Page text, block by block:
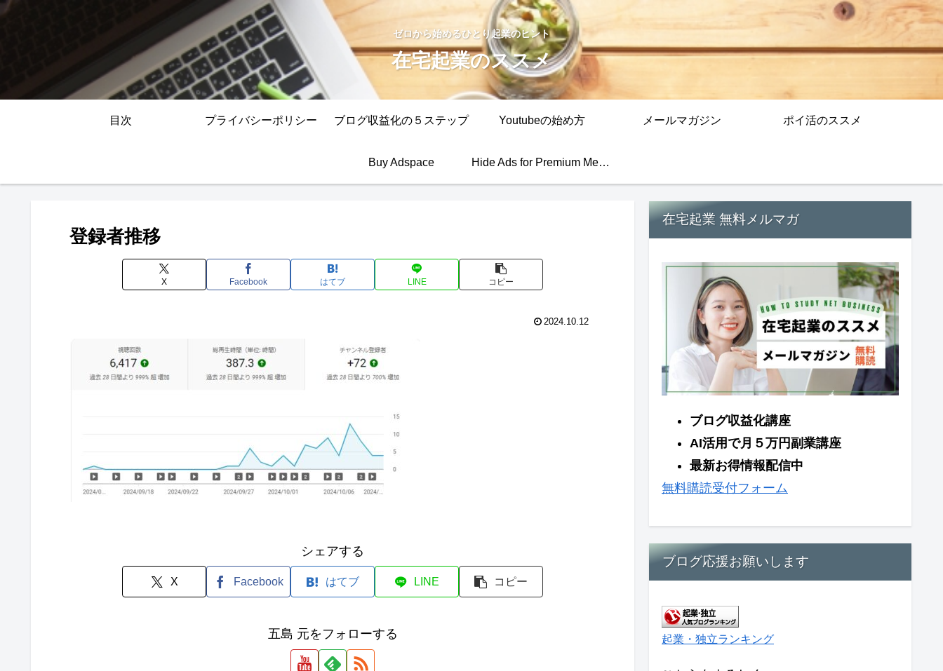
ゼロから始めるひとり起業のヒント
在宅起業のススメ
目次 プライバシーポリシー ブログ収益化の５ステップ Youtubeの始め方 メールマガジン ポイ活のススメ
Buy Adspace Hide Ads for Premium Members
登録者推移
X Facebook はてブ LINE コピー
2024.10.12
シェアする
X Facebook はてブ LINE コピー
五島 元をフォローする
在宅起業 無料メルマガ
ブログ収益化講座
AI活用で月５万円副業講座
最新お得情報配信中
無料購読受付フォーム
ブログ応援お願いします
起業・独立ランキング